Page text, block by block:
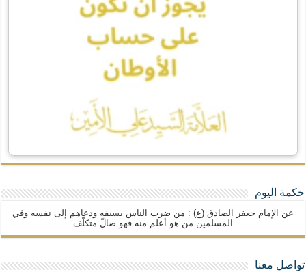
حكمة اليوم
عن الإمام جعفر الصادق (ع) : من ضرب الناس بسيفه ودعاهم إلى نفسه وفي
المسلمين من هو أعلم منه فهو ضالّ متكلّف
تواصل معنا